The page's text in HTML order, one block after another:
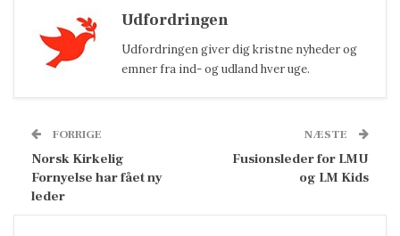
Udfordringen
Udfordringen giver dig kristne nyheder og
emner fra ind- og udland hver uge.
FORRIGE
Norsk Kirkelig
Fornyelse har fået ny
leder
NÆSTE
Fusionsleder for LMU
og LM Kids